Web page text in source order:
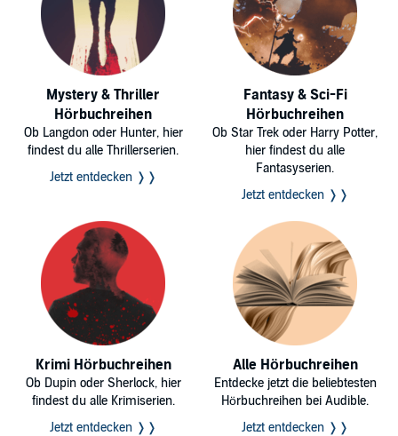
Mystery & Thriller
Hörbuchreihen
Ob Langdon oder Hunter, hier
findest du alle Thrillerserien.
Jetzt entdecken ❭❭
Fantasy & Sci-Fi
Hörbuchreihen
Ob Star Trek oder Harry Potter,
hier findest du alle
Fantasyserien.
Jetzt entdecken ❭❭
Krimi Hörbuchreihen
Ob Dupin oder Sherlock, hier
findest du alle Krimiserien.
Jetzt entdecken ❭❭
Alle Hörbuchreihen
Entdecke jetzt die beliebtesten
Hörbuchreihen bei Audible.
Jetzt entdecken ❭❭